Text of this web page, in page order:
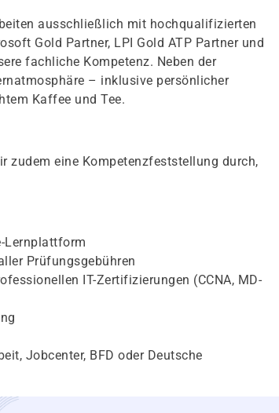
ausschließlich mit hochqualifizierten
Gold Partner, LPI Gold ATP Partner und
fachliche Kompetenz. Neben der
– inklusive persönlicher
Kaffee und Tee.
zudem eine Kompetenzfeststellung durch,
Lernplattform
Prüfungsgebühren
IT-Zertifizierungen (CCNA, MD-
Jobcenter, BFD oder Deutsche